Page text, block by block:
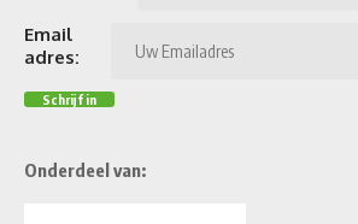
Email
adres:
Onderdeel van: